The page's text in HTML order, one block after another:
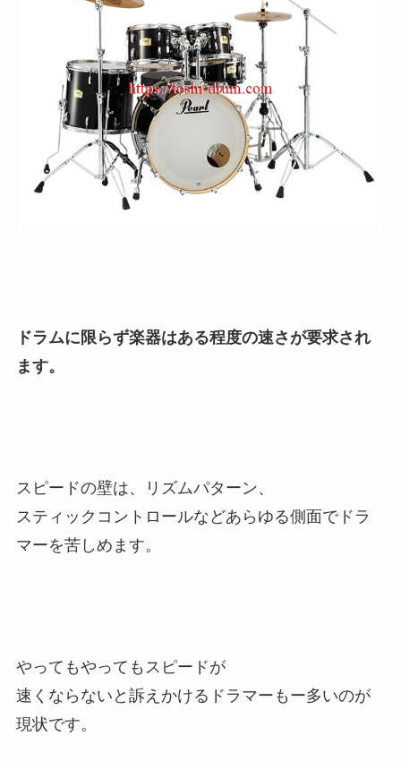
ドラムに限らず楽器はある程度の速さが要求され
ます。
スピードの壁は、リズムパターン、
スティックコントロールなどあらゆる側面でドラ
マーを苦しめます。
やってもやってもスピードが
速くならないと訴えかけるドラマーもー多いのが
現状です。